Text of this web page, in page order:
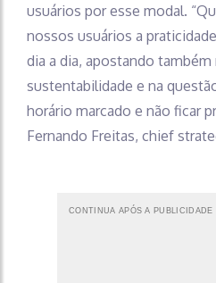
usuários por esse modal.
nossos usuários a
dia a dia, apostando
sustentabilidade e na
horário marcado e não ficar
Fernando Freitas, chief
CONTINUA APÓS A PUBLICIDADE